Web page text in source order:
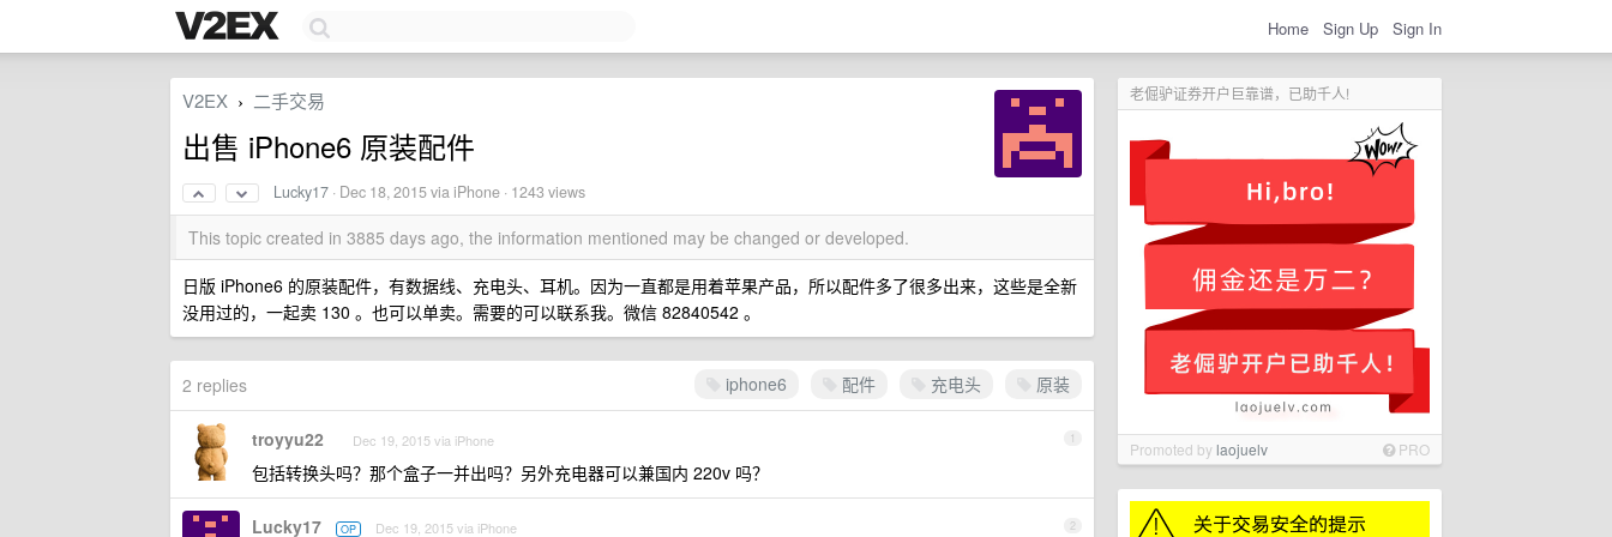
Home Sign Up Sign In
老倔驴证券开户巨靠谱，已助千人!
Promoted bylaojuelv PRO
V2EX › 二手交易
出售 iPhone6 原装配件
Lucky17 · Dec 18, 2015via iPhone · 1243 views
This topic created in 3885 days ago, the information mentioned may be changed or developed.
日版 iPhone6 的原装配件，有数据线、充电头、耳机。因为一直都是用着苹果产品，所以配件多了很多出来，这些是全新
没用过的，一起卖 130 。也可以单卖。需要的可以联系我。微信 82840542 。
iphone6 配件 充电头 原装
2 replies
1
troyyu22 Dec 19, 2015 via iPhone
包括转换头吗？那个盒子一并出吗？另外充电器可以兼国内 220v 吗？
2
Lucky17 OP Dec 19, 2015 via iPhone